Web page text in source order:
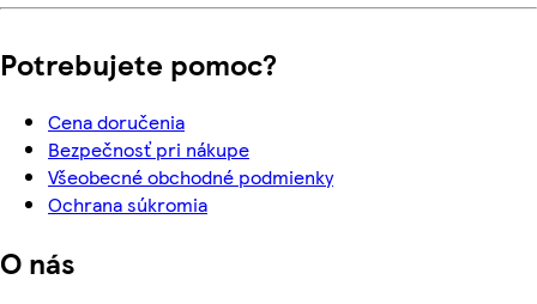
Potrebujete pomoc?
Cena doručenia
Bezpečnosť pri nákupe
Všeobecné obchodné podmienky
Ochrana súkromia
O nás